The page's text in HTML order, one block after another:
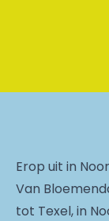
Erop uit in
Van
tot Texel, in